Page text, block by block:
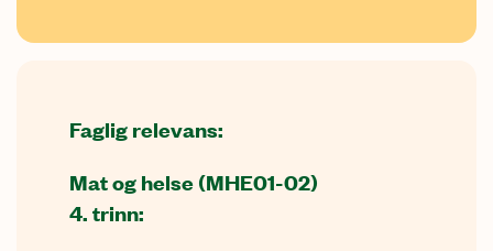
Faglig relevans:
Mat og helse (MHE01-02)
4. trinn: